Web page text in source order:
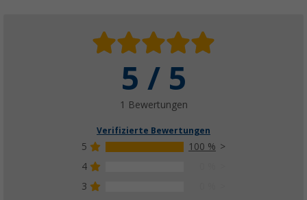
5 / 5
1 Bewertungen
Verifizierte Bewertungen
5
100 %
4
3